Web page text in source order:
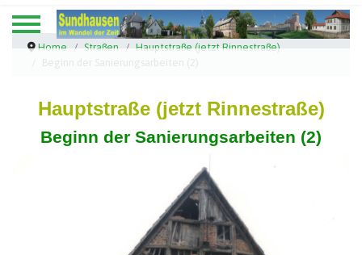
Home Straßen
Hauptstraße (jetzt Rinnestraße)
Hauptstraße (jetzt Rinnestraße)
Beginn der Sanierungsarbeiten (2)